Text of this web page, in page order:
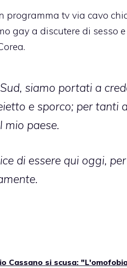
programma tv via cavo
gay a discutere di sesso
siamo portati a
e sporco; per
mio paese.
di essere qui oggi,
Cassano si scusa: